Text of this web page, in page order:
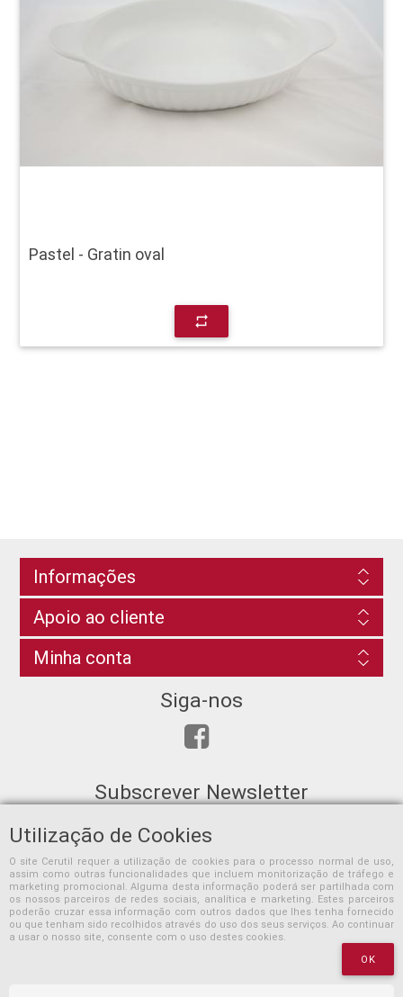
Utilização de Cookies
O site Cerutil requer a utilização de cookies para o processo normal de uso,
assim como outras funcionalidades que incluem monitorização de tráfego e
marketing promocional. Alguma desta informação poderá ser partilhada com
os nossos parceiros de redes sociais, analítica e marketing. Estes parceiros
poderão cruzar essa informação com outros dados que lhes tenha fornecido
ou que tenham sido recolhidos através do uso dos seus serviços. Ao continuar
a usar o nosso site, consente com o uso destes cookies.
OK
Pastel - Gratin oval
repeat
Informações
Apoio ao cliente
Minha conta
Siga-nos
Subscrever Newsletter
SUBSCREVER